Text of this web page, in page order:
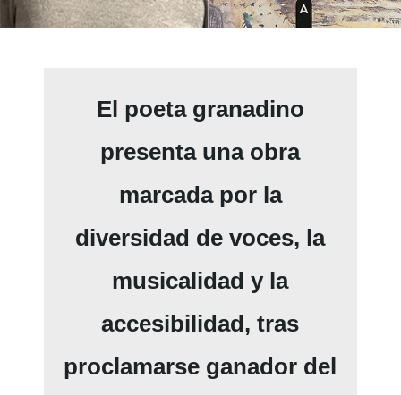
El poeta granadino
presenta una obra
marcada por la
diversidad de voces, la
musicalidad y la
accesibilidad, tras
proclamarse ganador del